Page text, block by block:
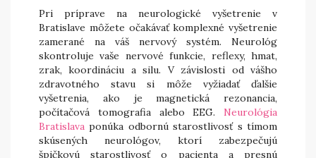
Pri príprave na neurologické vyšetrenie v
Bratislave môžete očakávať komplexné vyšetrenie
zamerané na váš nervový systém. Neurológ
skontroluje vaše nervové funkcie, reflexy, hmat,
zrak, koordináciu a silu. V závislosti od vášho
zdravotného stavu si môže vyžiadať ďalšie
vyšetrenia, ako je magnetická rezonancia,
počítačová tomografia alebo EEG. Neurológia
Bratislava ponúka odbornú starostlivosť s tímom
skúsených neurológov, ktorí zabezpečujú
špičkovú starostlivosť o pacienta a presnú